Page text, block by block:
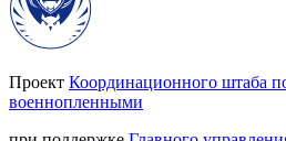
Проект Координационного штаба
военнопленными